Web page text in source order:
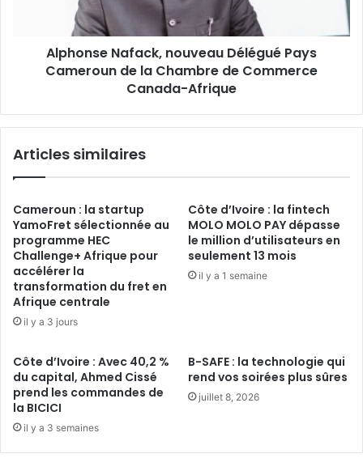
Commerce
Alphonse Nafack, nouveau Délégué Pays
Cameroun de la Chambre de Commerce
Canada-Afrique
Articles similaires
Cameroun : la startup
YamoFret sélectionnée au
programme HEC
Challenge+ Afrique pour
accélérer la
transformation du fret en
Afrique centrale
il y a 3 jours
Côte d’Ivoire : la fintech
MOLO MOLO PAY dépasse
le million d’utilisateurs en
seulement 13 mois
il y a 1 semaine
Côte d’Ivoire : Avec 40,2 %
du capital, Ahmed Cissé
prend les commandes de
la BICICI
il y a 3 semaines
B-SAFE : la technologie qui
rend vos soirées plus sûres
juillet 8, 2026